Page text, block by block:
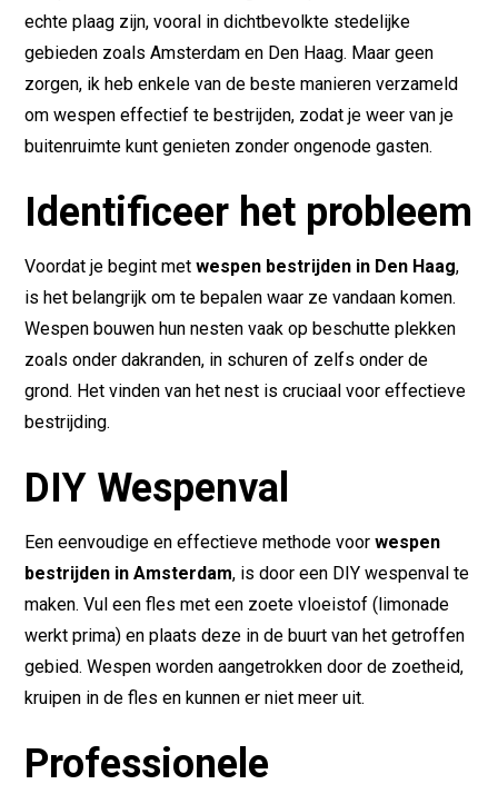
echte plaag zijn, vooral in dichtbevolkte stedelijke
gebieden zoals Amsterdam en Den Haag. Maar geen
zorgen, ik heb enkele van de beste manieren verzameld
om wespen effectief te bestrijden, zodat je weer van je
buitenruimte kunt genieten zonder ongenode gasten.
Identificeer het probleem
Voordat je begint metwespen bestrijden in Den Haag,
is het belangrijk om te bepalen waar ze vandaan komen.
Wespen bouwen hun nesten vaak op beschutte plekken
zoals onder dakranden, in schuren of zelfs onder de
grond. Het vinden van het nest is cruciaal voor effectieve
bestrijding.
DIY Wespenval
Een eenvoudige en effectieve methode voorwespen
bestrijden in Amsterdam, is door een DIY wespenval te
maken. Vul een fles met een zoete vloeistof (limonade
werkt prima) en plaats deze in de buurt van het getroffen
gebied. Wespen worden aangetrokken door de zoetheid,
kruipen in de fles en kunnen er niet meer uit.
Professionele